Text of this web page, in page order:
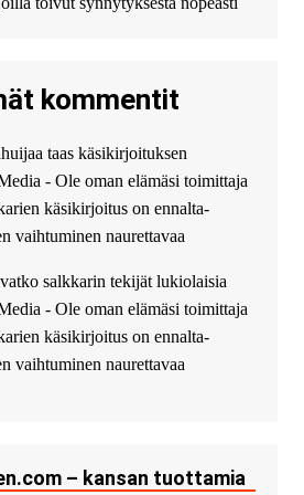
👏
You’ve
Simple
kommentit
taas käsikirjoituksen
- Ole oman elämäsi toimittaja
käsikirjoitus on ennalta-
vaihtuminen naurettavaa
salkkarin tekijät lukiolaisia
- Ole oman elämäsi toimittaja
käsikirjoitus on ennalta-
vaihtuminen naurettavaa
– kansan tuottamia